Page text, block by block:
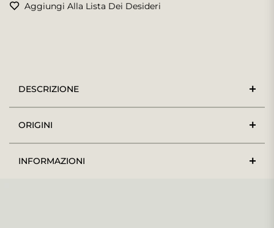
Aggiungi Alla Lista Dei Desideri
DESCRIZIONE
ORIGINI
INFORMAZIONI